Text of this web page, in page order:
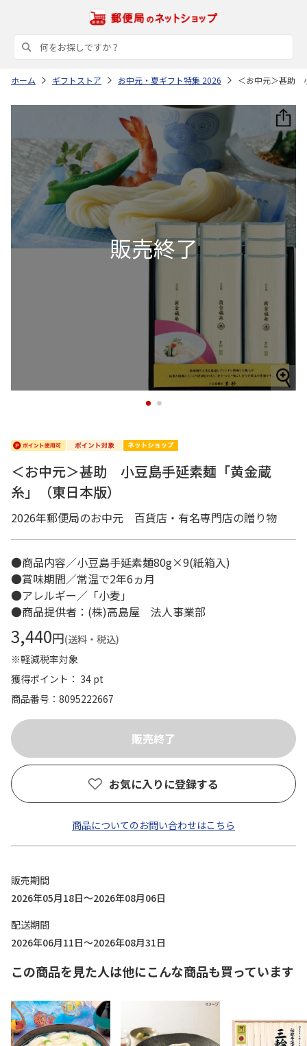
ホーム ギフトストア お中元・夏ギフト特集 2026 ＜お中元＞甚助
1 2
＜お中元＞甚助 小豆島手延素麺「黄金蔵
糸」（東日本版）
2026年郵便局のお中元 百貨店・有名専門店の贈り物
●商品内容／小豆島手延素麺80g×9(紙箱入)
●賞味期間／常温で2年6ヵ月
●アレルギー／「小麦」
●商品提供者：(株)高島屋 法人事業部
3,440円(送料・税込)
※軽減税率対象
獲得ポイント： 34 pt
商品番号
8095222667
お気に入りに登録する
商品についてのお問い合わせはこちら
販売期間
2026年05月18日～2026年08月06日
配送期間
2026年06月11日～2026年08月31日
この商品を見た人は他にこんな商品も買っています